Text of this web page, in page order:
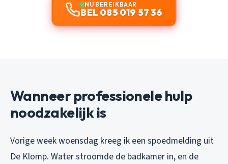
NU BEREIKBAAR
BEL 085 019 57 36
Wanneer professionele hulp
noodzakelijk is
Vorige week woensdag kreeg ik een spoedmelding uit
De Klomp. Water stroomde de badkamer in, en de